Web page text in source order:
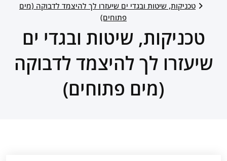
טכניקות, שיטות ובגדי ים שיעזרו לך להיצמד לדבוקה (מים
פתוחים)
טכניקות, שיטות ובגדי ים
שיעזרו לך להיצמד לדבוקה
(מים פתוחים)